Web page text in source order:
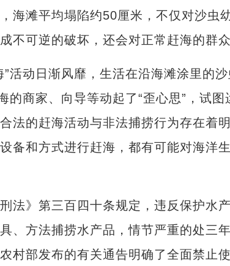
海滩平均塌陷约50厘米，不仅对沙虫
不可逆的破坏，还会对正常赶海的群
动日渐风靡，生活在沿海滩涂里的沙
的商家、向导等动起了“歪心思”，试
法的赶海活动与非法捕捞行为存在着
备和方式进行赶海，都有可能对海洋
》第三百四十条规定，违反保护水
、方法捕捞水产品，情节严重的处三
村部发布的有关通告明确了全面禁止